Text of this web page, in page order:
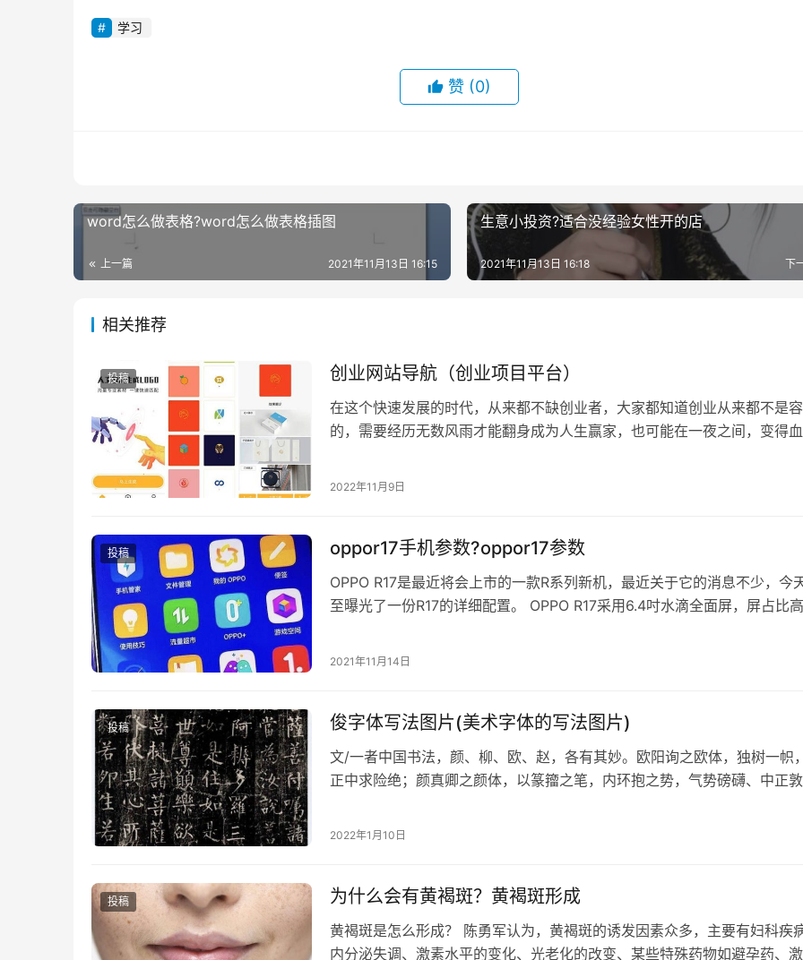
学习
赞 (0)
word怎么做表格?word怎么做表格插图
上一篇 2021年11月13日 16:15
生意小投资?适合没经验女性开的店
下
2021年11月13日 16:18
相关推荐
投稿 创业网站导航（创业项目平台）
在这个快速发展的时代，从来都不缺创业者，大家都知道创业从来都不是
的，需要经历无数风雨才能翻身成为人生赢家，也可能在一夜之间，变得
2022年11月9日
投稿 oppor17手机参数?oppor17参数
OPPO R17是最近将会上市的一款R系列新机，最近关于它的消息不少，今
至曝光了一份R17的详细配置。 OPPO R17采用6.4吋水滴全面屏，屏占比
2021年11月14日
投稿 俊字体写法图片(美术字体的写法图片)
文/一者中国书法，颜、柳、欧、赵，各有其妙。欧阳询之欧体，独树一帜
正中求险绝；颜真卿之颜体，以篆籀之笔，内环抱之势，气势磅礴、中正敦
国书法美学范畴的风格美。书法创作，内起心境，笔随心动。从每一个点
2022年1月10日
投稿 为什么会有黄褐斑？黄褐斑形成
黄褐斑是怎么形成？ 陈勇军认为，黄褐斑的诱发因素众多，主要有妇科疾
内分泌失调、激素水平的变化、光老化的改变、某些特殊药物如避孕药、